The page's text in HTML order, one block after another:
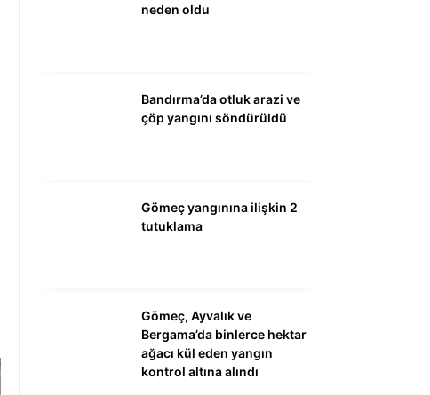
Youtube
neden oldu
Bandırma’da otluk arazi ve
çöp yangını söndürüldü
Gömeç yangınına ilişkin 2
tutuklama
Gömeç, Ayvalık ve
Bergama’da binlerce hektar
ağacı kül eden yangın
kontrol altına alındı